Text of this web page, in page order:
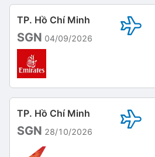
TP. Hồ Chí Minh
SGN 04/09/2026
TP. Hồ Chí Minh
SGN 28/10/2026